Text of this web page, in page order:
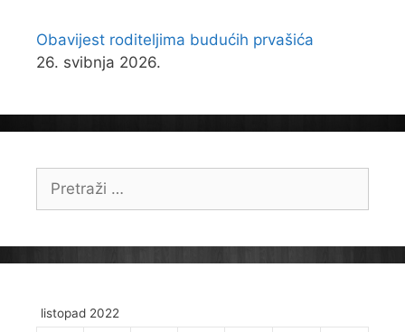
Obavijest roditeljima budućih prvašića
26. svibnja 2026.
listopad 2022